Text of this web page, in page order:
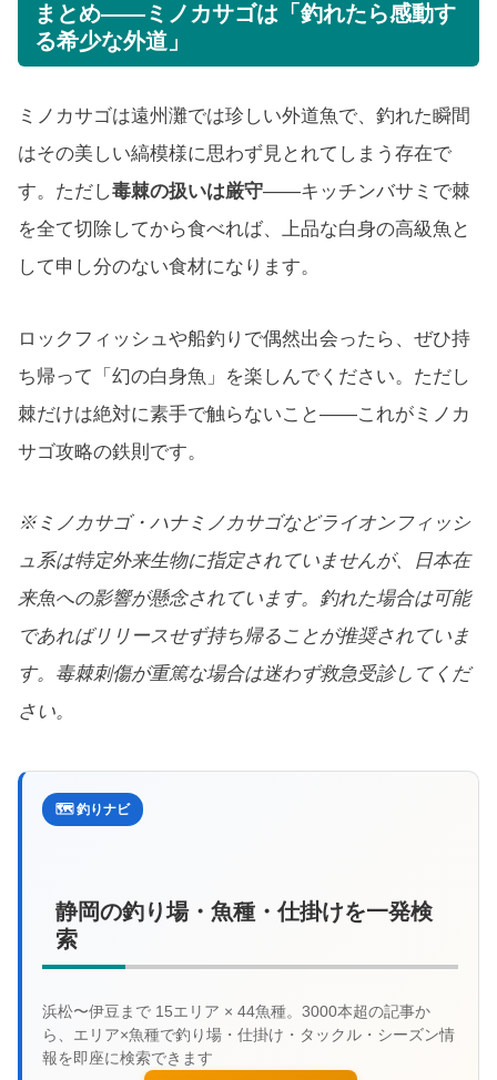
まとめ——ミノカサゴは「釣れたら感動す
る希少な外道」
ミノカサゴは遠州灘では珍しい外道魚で、釣れた瞬間
はその美しい縞模様に思わず見とれてしまう存在で
す。ただし毒棘の扱いは厳守——キッチンバサミで棘
を全て切除してから食べれば、上品な白身の高級魚と
して申し分のない食材になります。
ロックフィッシュや船釣りで偶然出会ったら、ぜひ持
ち帰って「幻の白身魚」を楽しんでください。ただし
棘だけは絶対に素手で触らないこと——これがミノカ
サゴ攻略の鉄則です。
※ミノカサゴ・ハナミノカサゴなどライオンフィッシ
ュ系は特定外来生物に指定されていませんが、日本在
来魚への影響が懸念されています。釣れた場合は可能
であればリリースせず持ち帰ることが推奨されていま
す。毒棘刺傷が重篤な場合は迷わず救急受診してくだ
さい。
🗺️ 釣りナビ
静岡の釣り場・魚種・仕掛けを一発検
索